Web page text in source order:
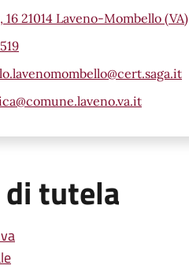
16 21014 Laveno-Mombello (VA)
tutela